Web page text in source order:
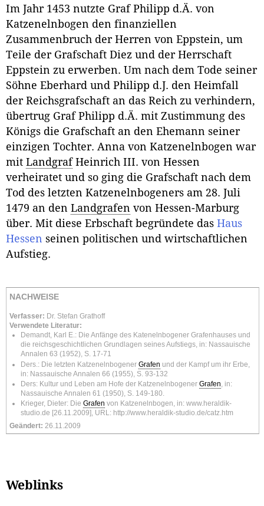
Im Jahr 1453 nutzte Graf Philipp d.Ä. von
Katzenelnbogen den finanziellen
Zusammenbruch der Herren von Eppstein, um
Teile der Grafschaft Diez und der Herrschaft
Eppstein zu erwerben. Um nach dem Tode seiner
Söhne Eberhard und Philipp d.J. den Heimfall
der Reichsgrafschaft an das Reich zu verhindern,
übertrug Graf Philipp d.Ä. mit Zustimmung des
Königs die Grafschaft an den Ehemann seiner
einzigen Tochter. Anna von Katzenelnbogen war
mit LandgrafHeinrich III. von Hessen
verheiratet und so ging die Grafschaft nach dem
Tod des letzten Katzenelnbogeners am 28. Juli
1479 an den Landgrafen von Hessen-Marburg
über. Mit diese Erbschaft begründete das Haus
Hessen seinen politischen und wirtschaftlichen
Aufstieg.
NACHWEISE
Verfasser: Dr. Stefan Grathoff
Verwendete Literatur:
Demandt, Karl E.: Die Anfänge des Katenelnbogener Grafenhauses und
die reichsgeschichtlichen Grundlagen seines Aufstiegs, in: Nassauische
Annalen 63 (1952), S. 17-71
Ders.: Die letzten Katzenelnbogener Grafen und der Kampf um ihr Erbe,
in: Nassauische Annalen 66 (1955), S. 93-132
Ders: Kultur und Leben am Hofe der Katzenelnbogener Grafen , in:
Nassauische Annalen 61 (1950), S. 149-180.
Krieger, Dieter: Die Grafen von Katzenelnbogen, in: www.heraldik-
studio.de [26.11.2009], URL: http://www.heraldik-studio.de/catz.htm
Geändert: 26.11.2009
Weblinks